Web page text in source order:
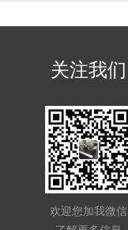
关注我们
欢迎您加我微信